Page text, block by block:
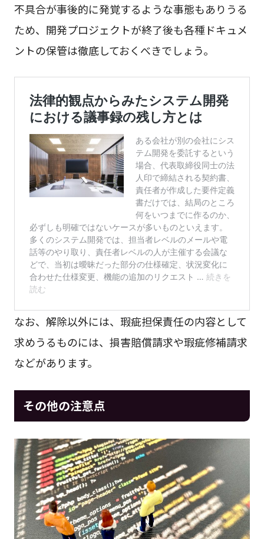
不具合が事後的に発覚するような事態もありうる
ため、開発プロジェクトが終了後も各種ドキュメ
ントの保管は徹底しておくべきでしょう。
なお、解除以外には、瑕疵担保責任の内容として
求めうるものには、損害賠償請求や瑕疵修補請求
などがあります。
その他の注意点